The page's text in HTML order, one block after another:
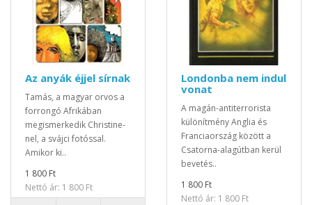
Az anyák éjjel sírnak
Tamás, a magyar orvos a
forrongó Afrikában
megismerkedik Christine-
nel, a svájci fotóssal.
Amikor ki..
1 800 Ft
Nettó ár: 1 800 Ft
Londonba nem indul
vonat
A magán-antiterrorista
különítmény Anglia és
Franciaország között a
Csatorna-alagútban kerül
bevetés..
1 800 Ft
Nettó ár: 1 800 Ft